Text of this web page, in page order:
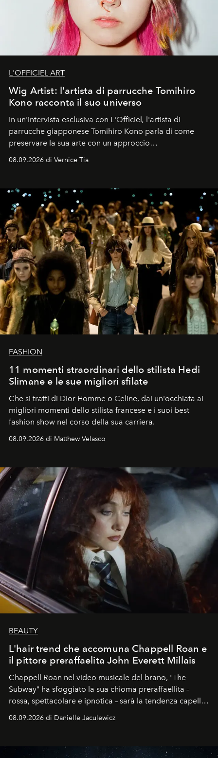
L'OFFICIEL ART
Wig Artist: l'artista di parrucche Tomihiro
Kono racconta il suo universo
In un'intervista esclusiva con L'Officiel , l'artista di
parrucche giapponese Tomihiro Kono parla di come
preservare la sua arte con un approccio
contemporaneo.
08.09.2026 di Vernice Tia
FASHION
11 momenti straordinari dello stilista Hedi
Slimane e le sue migliori sfilate
Che si tratti di Dior Homme o Celine, dai un'occhiata ai
migliori momenti dello stilista francese e i suoi best
fashion show nel corso della sua carriera.
08.09.2026 di Matthew Velasco
BEAUTY
L'hair trend che accomuna Chappell Roan e
il pittore preraffaelita John Everett Millais
Chappell Roan nel video musicale del brano, "The
Subway" ha sfoggiato la sua chioma preraffaellita –
rossa, spettacolare e ipnotica – sarà la tendenza capelli
dell'autunno?
08.09.2026 di Danielle Jaculewicz